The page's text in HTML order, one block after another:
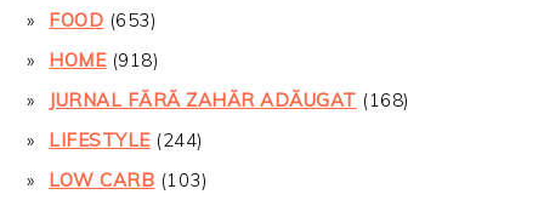
FOOD (653)
HOME(918)
JURNAL FĂRĂ ZAHĂR ADĂUGAT (168)
LIFESTYLE(244)
LOW CARB (103)